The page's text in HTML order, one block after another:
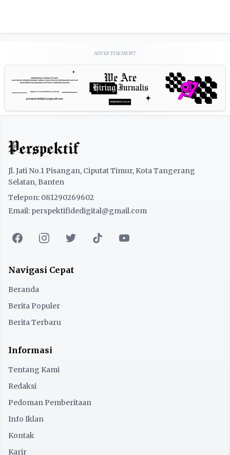
ADVERTISEMENT
Jl. Jati No.1 Pisangan, Ciputat Timur, Kota Tangerang
Selatan, Banten
Telepon: 081290269602
Email: perspektifidedigital@gmail.com
Navigasi Cepat
Beranda
Berita Populer
Berita Terbaru
Informasi
Tentang Kami
Redaksi
Pedoman Pemberitaan
Info Iklan
Kontak
Karir